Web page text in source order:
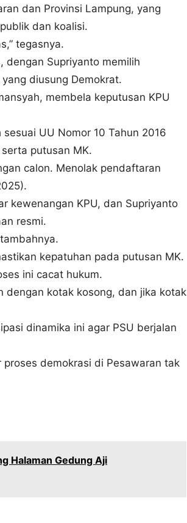
dan Provinsi Lampung, yang
dan koalisi.
tegasnya.
dengan Supriyanto memilih
diusung Demokrat.
membela keputusan KPU
UU Nomor 10 Tahun 2016
putusan MK.
calon. Menolak pendaftaran
kewenangan KPU, dan Supriyanto
resmi.
kepatuhan pada putusan MK.
ini cacat hukum.
dengan kotak kosong, dan jika kotak
dinamika ini agar PSU berjalan
demokrasi di Pesawaran tak
Halaman Gedung Aji